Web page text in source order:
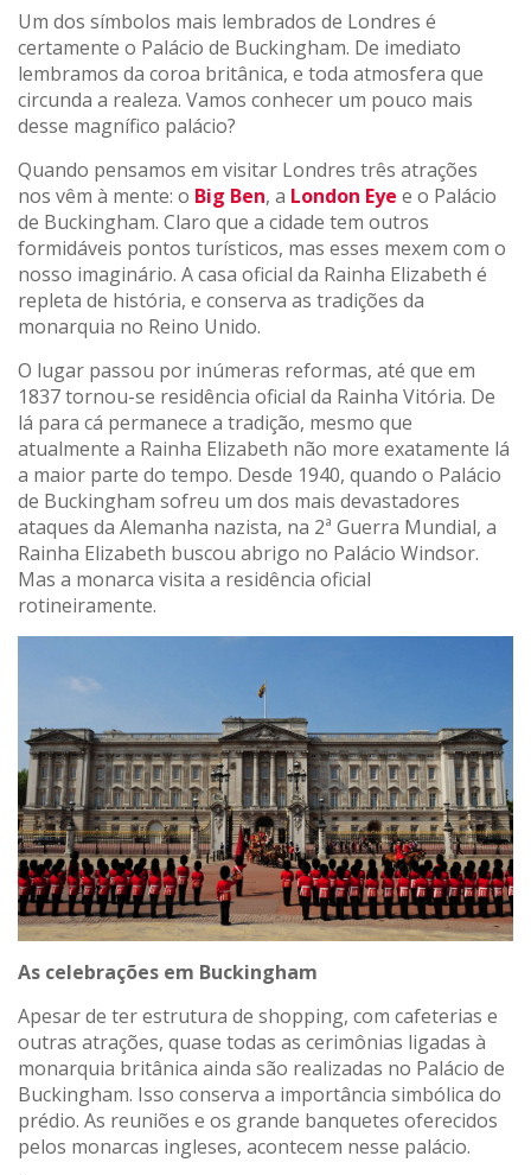
Um dos símbolos mais lembrados de Londres é
certamente o Palácio de Buckingham. De imediato
lembramos da coroa britânica, e toda atmosfera que
circunda a realeza. Vamos conhecer um pouco mais
desse magnífico palácio?
Quando pensamos em visitar Londres três atrações
nos vêm à mente: o Big Ben, a London Eye e o Palácio
de Buckingham. Claro que a cidade tem outros
formidáveis pontos turísticos, mas esses mexem com o
nosso imaginário. A casa oficial da Rainha Elizabeth é
repleta de história, e conserva as tradições da
monarquia no Reino Unido.
O lugar passou por inúmeras reformas, até que em
1837 tornou-se residência oficial da Rainha Vitória. De
lá para cá permanece a tradição, mesmo que
atualmente a Rainha Elizabeth não more exatamente lá
a maior parte do tempo. Desde 1940, quando o Palácio
de Buckingham sofreu um dos mais devastadores
ataques da Alemanha nazista, na 2ª Guerra Mundial, a
Rainha Elizabeth buscou abrigo no Palácio Windsor.
Mas a monarca visita a residência oficial
rotineiramente.
As celebrações em Buckingham
Apesar de ter estrutura de shopping, com cafeterias e
outras atrações, quase todas as cerimônias ligadas à
monarquia britânica ainda são realizadas no Palácio de
Buckingham. Isso conserva a importância simbólica do
prédio. As reuniões e os grande banquetes oferecidos
pelos monarcas ingleses, acontecem nesse palácio.